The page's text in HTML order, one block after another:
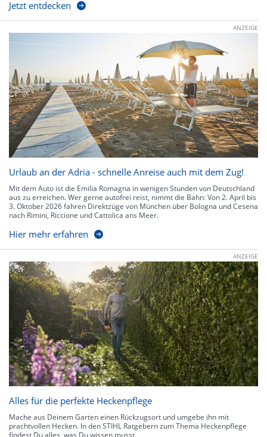
Jetzt entdecken
ANZEIGE
Urlaub an der Adria - schnelle Anreise auch mit dem Zug!
Mit dem Auto ist die Emilia Romagna in wenigen Stunden von Deutschland
aus zu erreichen. Wer gerne autofrei reist, nimmt die Bahn: Von 2. April bis
3. Oktober 2026 fahren Direktzüge von München über Bologna und Cesena
nach Rimini, Riccione und Cattolica ans Meer.
Hier mehr erfahren
ANZEIGE
Alles für die perfekte Heckenpflege
Mache aus Deinem Garten einen Rückzugsort und umgebe ihn mit
prachtvollen Hecken. In den STIHL Ratgebern zum Thema Heckenpflege